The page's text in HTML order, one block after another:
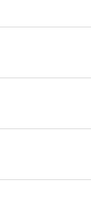
,